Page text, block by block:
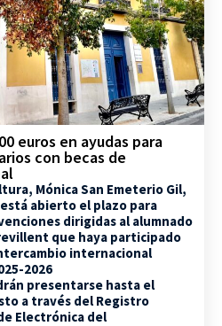
euros en ayudas para
con becas de
Mónica San Emeterio Gil,
abierto el plazo para
dirigidas al alumnado
que haya participado
internacional
2026
presentarse hasta el
a través del Registro
Electrónica del